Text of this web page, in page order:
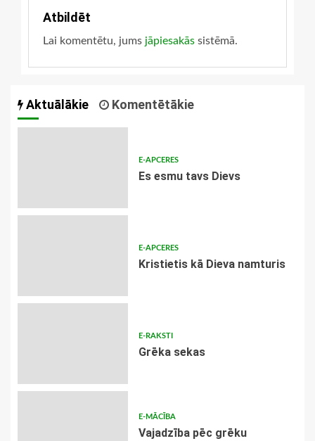
Atbildēt
Lai komentētu, jums jāpiesakās sistēmā.
Aktuālākie Komentētākie
E-APCERES
Es esmu tavs Dievs
E-APCERES
Kristietis kā Dieva namturis
E-RAKSTI
Grēka sekas
E-MĀCĪBA
Vajadzība pēc grēku